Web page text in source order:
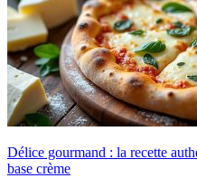
Délice gourmand : la recette
base crème